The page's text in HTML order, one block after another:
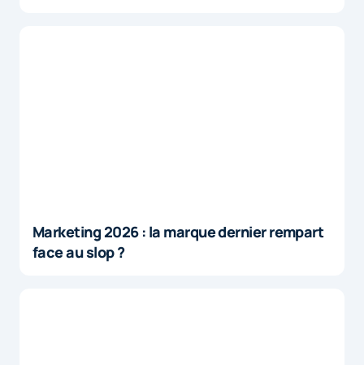
Marketing 2026 : la marque dernier rempart
face au slop ?